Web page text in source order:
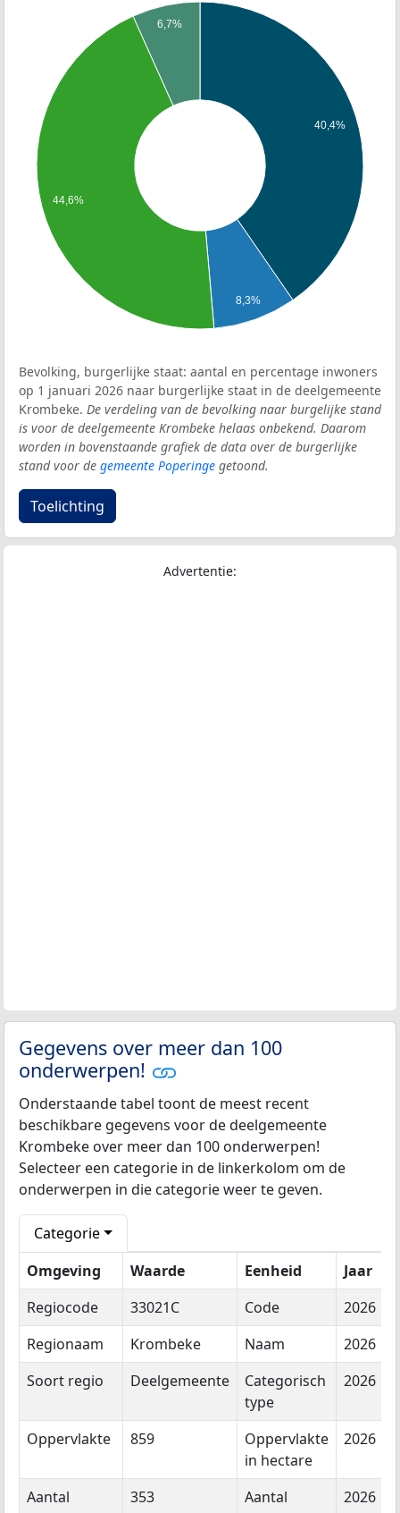
40,4%
8,3%
6,7%
44,6%
Bevolking, burgerlijke staat: aantal en percentage inwoners
op 1 januari 2026 naar burgerlijke staat in de deelgemeente
Krombeke. De verdeling van de bevolking naar burgelijke stand
is voor de deelgemeente Krombeke helaas onbekend. Daarom
worden in bovenstaande grafiek de data over de burgerlijke
stand voor de gemeente Poperinge getoond.
Toelichting
Advertentie:
Gegevens over meer dan 100
onderwerpen!
Onderstaande tabel toont de meest recent
beschikbare gegevens voor de deelgemeente
Krombeke over meer dan 100 onderwerpen!
Selecteer een categorie in de linkerkolom om de
onderwerpen in die categorie weer te geven.
Categorie
Omgeving
Waarde Eenheid
Jaar
Regiocode
33021C Code
2026
Regionaam
Krombeke Naam
2026
Soort regio
Deelgemeente
Categorisch
type
2026
Oppervlakte 859
Oppervlakte
in hectare
2026
Aantal
353 Aantal 2026